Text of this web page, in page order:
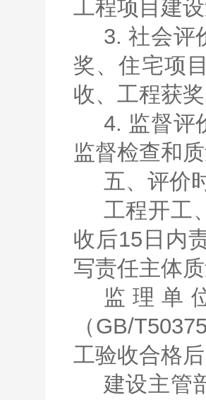
工程项目建
3. 社会评
奖、住宅项
收、工程获
4. 监督评
监督检查和
五、评价
工程开工
收后15日内
写责任主体
监理单
（GB/
工验收合格
建设主管